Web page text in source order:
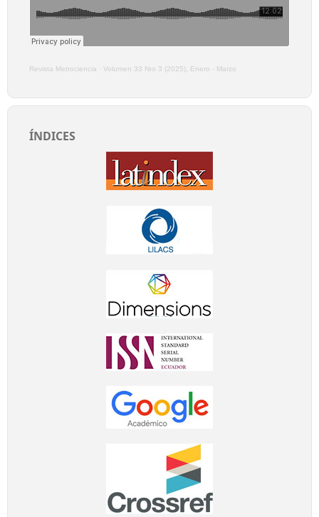
Revista Metrociencia · Volumen 33 Nro 3 (2025), Enero - Marzo
ÍNDICES